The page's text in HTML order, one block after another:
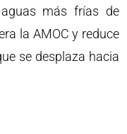
más frías de
la AMOC y reduce
se desplaza hacia